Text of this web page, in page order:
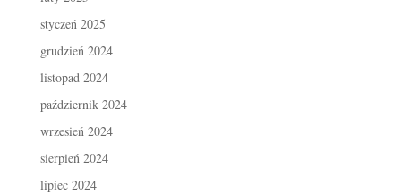
styczeń 2025
grudzień 2024
listopad 2024
październik 2024
wrzesień 2024
sierpień 2024
lipiec 2024